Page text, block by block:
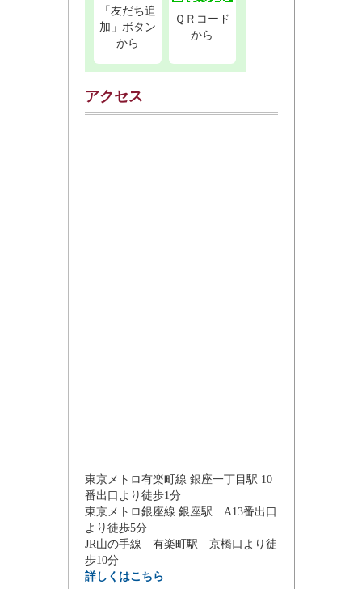
「友だち追
加」ボタン
から
ＱＲコード
から
アクセス
東京メトロ有楽町線 銀座一丁目駅 10
番出口より徒歩1分
東京メトロ銀座線 銀座駅 A13番出口
より徒歩5分
JR山の手線 有楽町駅 京橋口より徒
歩10分
詳しくはこちら